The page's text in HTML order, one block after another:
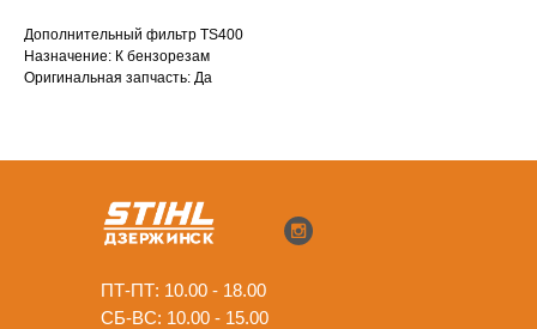
Дополнительный фильтр TS400
Назначение: К бензорезам
Оригинальная запчасть: Да
ПТ-ПТ: 10.00 - 18.00
СБ-ВС: 10.00 - 15.00